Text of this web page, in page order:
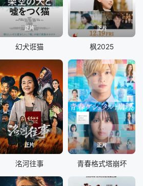
正片
幻犬诳猫
正片
枫2025
正片
洺河往事
正片
青春格式塔崩坏